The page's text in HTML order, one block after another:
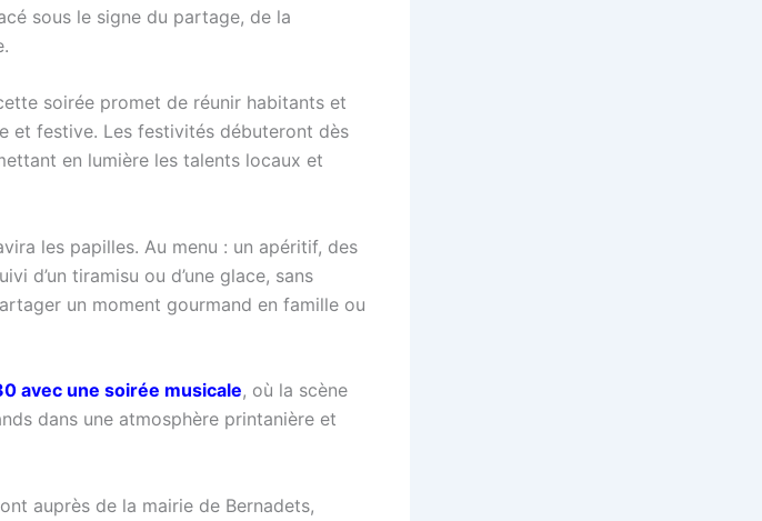
sous le signe du partage, de la
soirée promet de réunir habitants et
et festive. Les festivités débuteront dès
en lumière les talents locaux et
les papilles. Au menu : un apéritif, des
d’un tiramisu ou d’une glace, sans
un moment gourmand en famille ou
avec une soirée musicale, où la scène
dans une atmosphère printanière et
auprès de la mairie de Bernadets,